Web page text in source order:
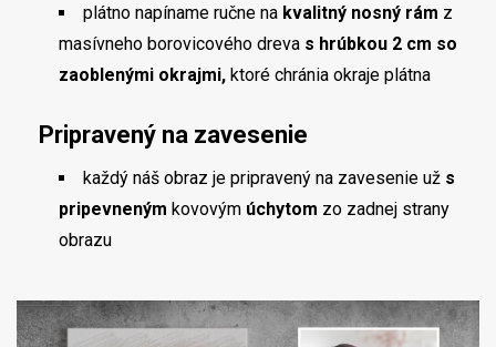
plátno napíname ručne na kvalitný nosný rám z
masívneho borovicového dreva s hrúbkou 2 cm so
zaoblenými okrajmi, ktoré chránia okraje plátna
Pripravený na zavesenie
každý náš obraz je pripravený na zavesenie už s
pripevneným kovovým úchytom zo zadnej strany
obrazu